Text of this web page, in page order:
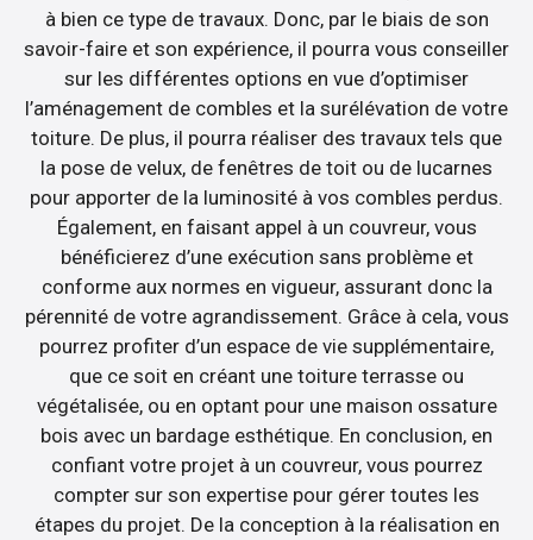
à bien ce type de travaux. Donc, par le biais de son
savoir-faire et son expérience, il pourra vous conseiller
sur les différentes options en vue d’optimiser
l’aménagement de combles et la surélévation de votre
toiture. De plus, il pourra réaliser des travaux tels que
la pose de velux, de fenêtres de toit ou de lucarnes
pour apporter de la luminosité à vos combles perdus.
Également, en faisant appel à un couvreur, vous
bénéficierez d’une exécution sans problème et
conforme aux normes en vigueur, assurant donc la
pérennité de votre agrandissement. Grâce à cela, vous
pourrez profiter d’un espace de vie supplémentaire,
que ce soit en créant une toiture terrasse ou
végétalisée, ou en optant pour une maison ossature
bois avec un bardage esthétique. En conclusion, en
confiant votre projet à un couvreur, vous pourrez
compter sur son expertise pour gérer toutes les
étapes du projet. De la conception à la réalisation en